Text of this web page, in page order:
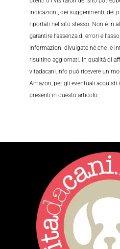
indicazioni, dei suggerimenti, dei
riportati nel sito stesso. Non è in
garantire l’assenza di errori e
informazioni divulgate né che le
risultino aggiornati. In qualità di
vitadacani.info può ricevere un
Amazon, per gli eventuali acquisti
presenti in questo articolo.